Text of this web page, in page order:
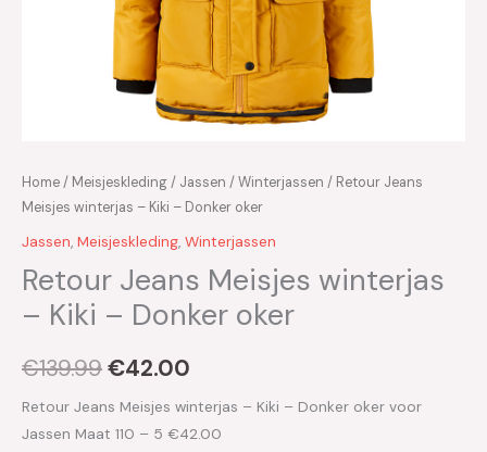
Home/ Meisjeskleding/ Jassen /Winterjassen / Retour Jeans
Meisjes winterjas – Kiki – Donker oker
Jassen, Meisjeskleding, Winterjassen
Retour Jeans Meisjes winterjas
– Kiki – Donker oker
€139.99€42.00
Retour Jeans Meisjes winterjas – Kiki – Donker oker voor
Jassen Maat 110 – 5 €42.00